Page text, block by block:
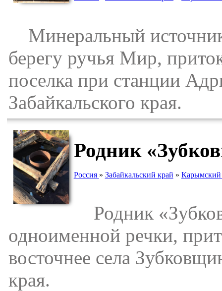
Минеральный
берегу ручья Мир,
поселка при станции
Забайкальского края.
Родник
Россия » Забайкальский край » Карымский
Родник
одноименной речки,
восточнее села
края.